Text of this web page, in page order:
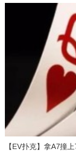
【EV扑克】拿A7撞